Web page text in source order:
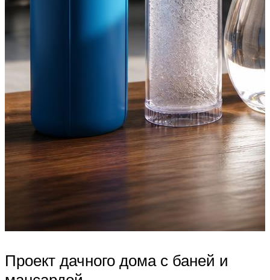
Проект дачного дома с баней и